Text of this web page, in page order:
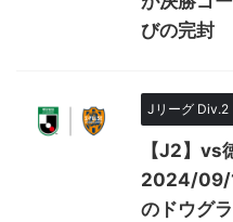
びの完封
Jリーグ Div.2
【J2】vs
2024/09/
のドウグ